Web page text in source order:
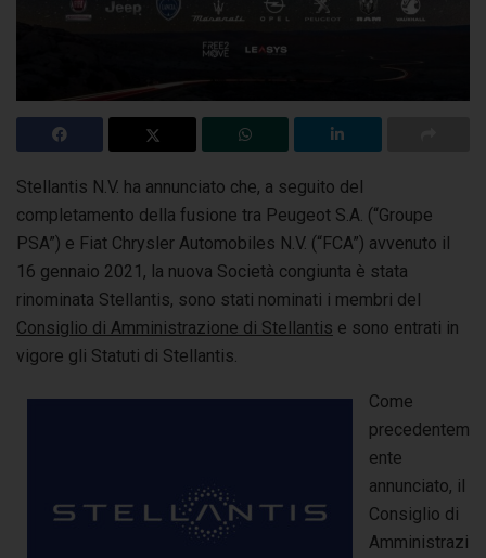
Stellantis N.V. ha annunciato che, a seguito del
completamento della fusione tra Peugeot S.A. (“Groupe
PSA”) e Fiat Chrysler Automobiles N.V. (“FCA”) avvenuto il
16 gennaio 2021, la nuova Società congiunta è stata
rinominata Stellantis, sono stati nominati i membri del
Consiglio di Amministrazione di Stellantis e sono entrati in
vigore gli Statuti di Stellantis.
Come
precedentem
ente
annunciato, il
Consiglio di
Amministrazi